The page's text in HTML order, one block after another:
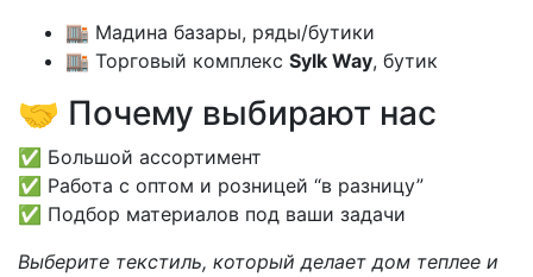
🏬 Мадина базары, ряды/бутики
🏬 Торговый комплекс Sylk Way, бутик
🤝 Почему выбирают нас
✅ Большой ассортимент
✅ Работа с оптом и розницей “в разницу”
✅ Подбор материалов под ваши задачи
Выберите текстиль, который делает дом теплее и